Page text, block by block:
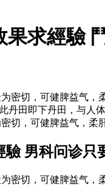
果求經驗
密切，可健脾益气，
丹田即下丹田，与人
切，可健脾益气，柔
男科问诊
密切，可健脾益气